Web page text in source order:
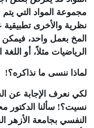
مجموعة المواد التي
نظرية والأخرى
المخ بعمل واحد، فيمكن
الرياضيات مثلاً، أو اللغة
لماذا ننسى ما نذاكره؟!
لكي نعرف الإجابة عن
نسيت؟! سألنا الدكتور
النفسي بجامعة